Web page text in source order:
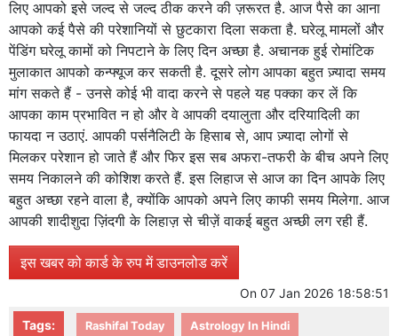
लिए आपको इसे जल्द से जल्द ठीक करने की ज़रूरत है. आज पैसे का आना
आपको कई पैसे की परेशानियों से छुटकारा दिला सकता है. घरेलू मामलों और
पेंडिंग घरेलू कामों को निपटाने के लिए दिन अच्छा है. अचानक हुई रोमांटिक
मुलाकात आपको कन्फ्यूज कर सकती है. दूसरे लोग आपका बहुत ज़्यादा समय
मांग सकते हैं - उनसे कोई भी वादा करने से पहले यह पक्का कर लें कि
आपका काम प्रभावित न हो और वे आपकी दयालुता और दरियादिली का
फायदा न उठाएं. आपकी पर्सनैलिटी के हिसाब से, आप ज़्यादा लोगों से
मिलकर परेशान हो जाते हैं और फिर इस सब अफरा-तफरी के बीच अपने लिए
समय निकालने की कोशिश करते हैं. इस लिहाज से आज का दिन आपके लिए
बहुत अच्छा रहने वाला है, क्योंकि आपको अपने लिए काफी समय मिलेगा. आज
आपकी शादीशुदा ज़िंदगी के लिहाज़ से चीज़ें वाकई बहुत अच्छी लग रही हैं.
इस खबर को कार्ड के रुप में डाउनलोड करें
On 07 Jan 2026 18:58:51
Tags: Rashifal Today
Astrology In Hindi